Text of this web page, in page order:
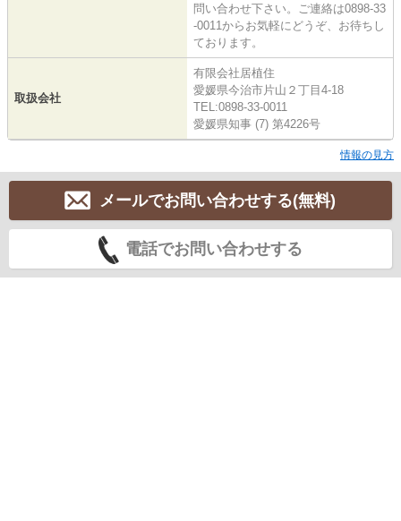
問い合わせ下さい。ご連絡は0898-33
-0011からお気軽にどうぞ、お待ちし
ております。
取扱会社
有限会社居植住
愛媛県今治市片山２丁目4-18
TEL:0898-33-0011
愛媛県知事 (7) 第4226号
情報の見方
メールでお問い合わせする(無料)
電話でお問い合わせする